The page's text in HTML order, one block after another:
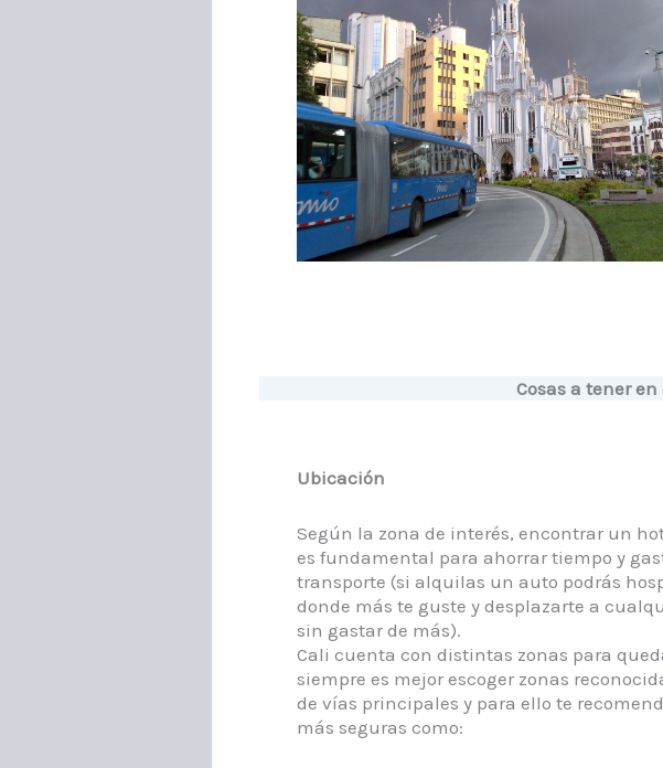
Cosas a tener
Ubicación
Según la zona de interés, encontrar un
es fundamental para ahorrar tiempo y
transporte (si alquilas un auto podrás
donde más te guste y desplazarte a
sin gastar de más).
Cali cuenta con distintas zonas para
siempre es mejor escoger zonas
de vías principales y para ello te
más seguras como: